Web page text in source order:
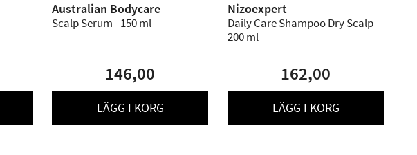
Australian Bodycare
Scalp Serum - 150 ml
146,00
LÄGG I KORG
Nizoexpert
Daily Care Shampoo Dry Scalp -
200 ml
162,00
LÄGG I KORG